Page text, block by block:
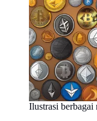
Ilustrasi